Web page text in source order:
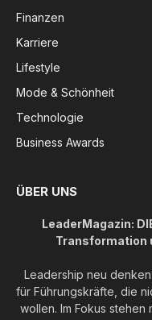
Finanzen
Karriere
Lifestyle
Mode & Schönheit
Technologie
Business Awards
ÜBER UNS
LeaderMagazin:
Transformation
Leadership neu denken:
für Führungskräfte, die
wollen. Im Fokus